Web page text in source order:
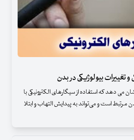
و تغییرات بیولوژیکی در بدن
می دهد که استفاده از سیگارهای الکترونیکی با
مرتبط است و می‌تواند به پیدایش التهاب و ابتلا